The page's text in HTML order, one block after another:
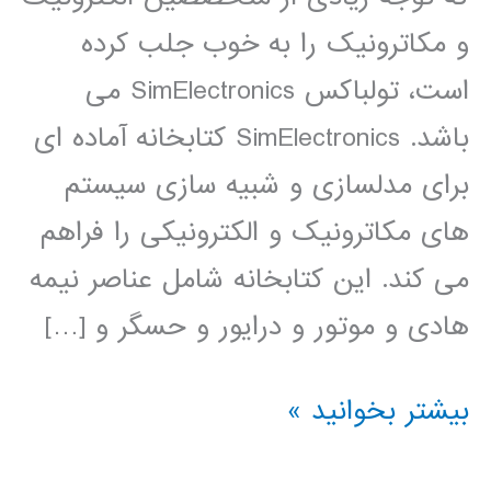
و مکاترونیک را به خوب جلب کرده
است، تولباکس SimElectronics می
باشد. SimElectronics کتابخانه آماده ای
برای مدلسازی و شبیه سازی سیستم
های مکاترونیک و الکترونیکی را فراهم
می کند. این کتابخانه شامل عناصر نیمه
هادی و موتور و درایور و حسگر و […]
فیلم
بیشتر بخوانید »